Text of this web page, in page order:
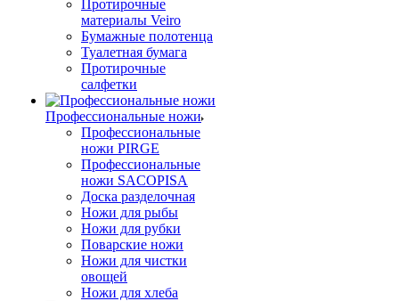
Протирочные
материалы Veiro
Бумажные полотенца
Туалетная бумага
Протирочные
салфетки
Профессиональные ножи
Профессиональные
ножи PIRGE
Профессиональные
ножи SACOPISA
Доска разделочная
Ножи для рыбы
Ножи для рубки
Поварские ножи
Ножи для чистки
овощей
Ножи для хлеба